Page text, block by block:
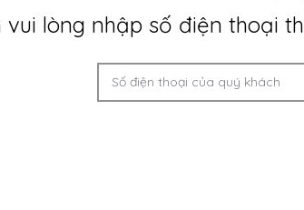
vui lòng nhập số điện thoại